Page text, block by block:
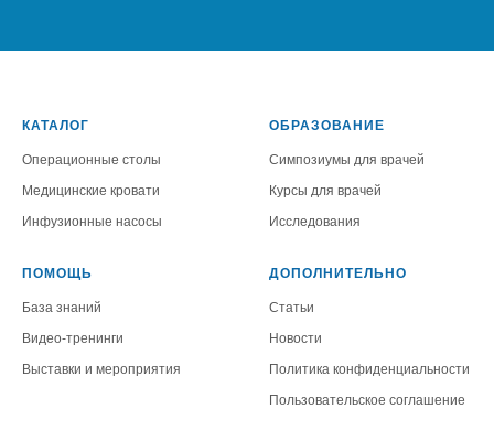
КАТАЛОГ
Операционные столы
Медицинские кровати
Инфузионные насосы
ОБРАЗОВАНИЕ
Симпозиумы для врачей
Курсы для врачей
Исследования
ПОМОЩЬ
База знаний
Видео-тренинги
Выставки и мероприятия
ДОПОЛНИТЕЛЬНО
Статьи
Новости
Политика конфиденциальности
Пользовательское соглашение